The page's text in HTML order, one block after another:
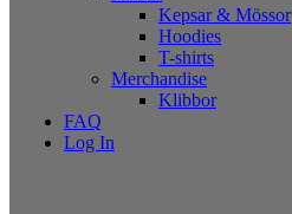
Kepsar & Mössor
Hoodies
T-shirts
Merchandise
Klibbor
FAQ
Log In